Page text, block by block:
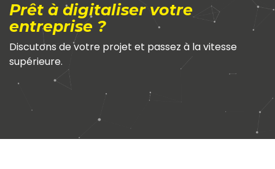
Prêt à digitaliser votre
entreprise ?
Discutons de votre projet et passez à la vitesse
supérieure.